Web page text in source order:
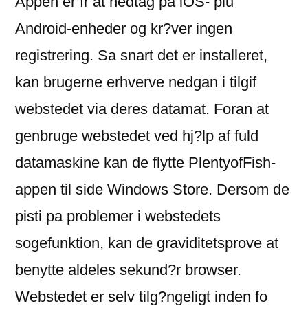
Android-enheder og kr?ver ingen
registrering. Sa snart det er installeret,
kan brugerne erhverve nedgan i tilgif
webstedet via deres datamat. Foran at
genbruge webstedet ved hj?lp af fuld
datamaskine kan de flytte PlentyofFish-
appen til side Windows Store. Dersom de
pisti pa problemer i webstedets
sogefunktion, kan de graviditetsprove at
benytte aldeles sekund?r browser.
Webstedet er selv tilg?ngeligt inden fo